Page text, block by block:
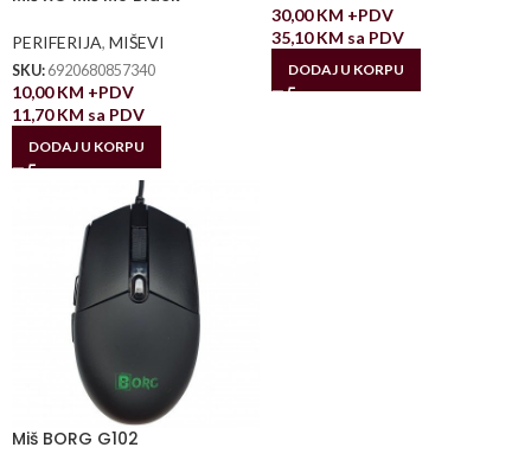
PERIFERIJA, MIŠEVI
SKU: 6920680857340
10,00KM +PDV
11,70KM sa PDV
DODAJ U KORPU
30,00KM +PDV
35,10KM sa PDV
DODAJ U KORPU
Miš BORG G102